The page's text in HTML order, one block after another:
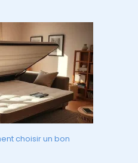
choisir un bon